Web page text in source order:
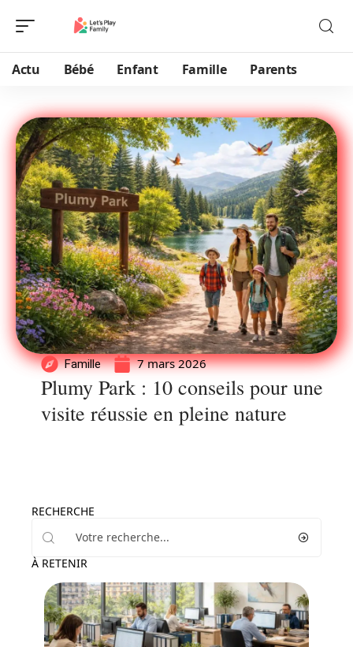
Actu Bébé Enfant Famille Parents
Famille 7 mars 2026
Plumy Park : 10 conseils pour une
visite réussie en pleine nature
RECHERCHE
À RETENIR